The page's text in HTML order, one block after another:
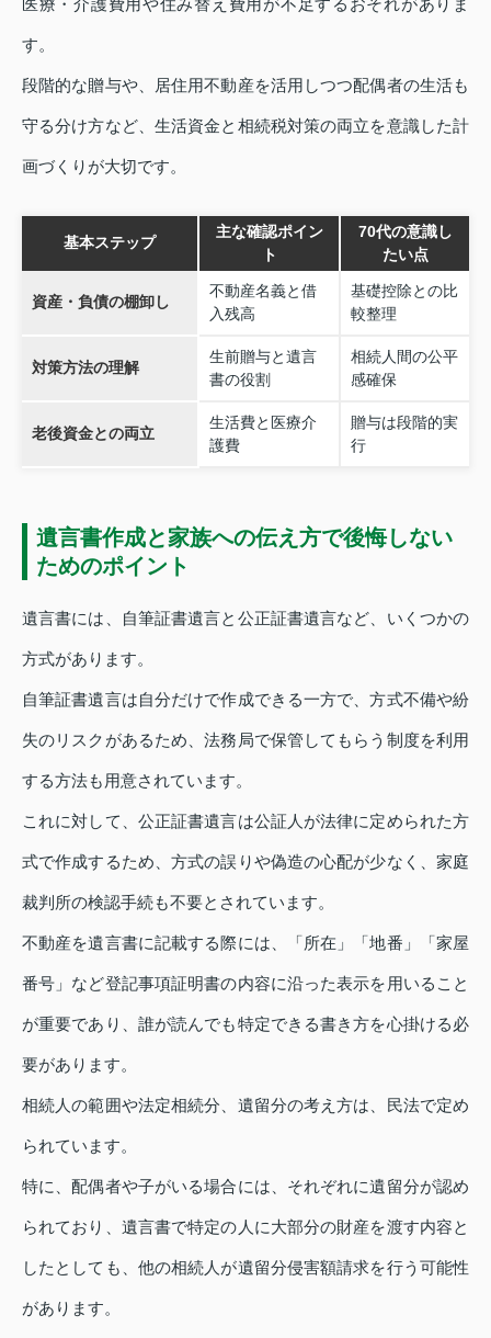
医療・介護費用や住み替え費用が不足するおそれがありま
す。
段階的な贈与や、居住用不動産を活用しつつ配偶者の生活も
守る分け方など、生活資金と相続税対策の両立を意識した計
画づくりが大切です。
基本ステップ
主な確認ポイン
ト
70代の意識し
たい点
資産・負債の棚卸し
不動産名義と借
入残高
基礎控除との比
較整理
対策方法の理解
生前贈与と遺言
書の役割
相続人間の公平
感確保
老後資金との両立
生活費と医療介
護費
贈与は段階的実
行
遺言書作成と家族への伝え方で後悔しない
ためのポイント
遺言書には、自筆証書遺言と公正証書遺言など、いくつかの
方式があります。
自筆証書遺言は自分だけで作成できる一方で、方式不備や紛
失のリスクがあるため、法務局で保管してもらう制度を利用
する方法も用意されています。
これに対して、公正証書遺言は公証人が法律に定められた方
式で作成するため、方式の誤りや偽造の心配が少なく、家庭
裁判所の検認手続も不要とされています。
不動産を遺言書に記載する際には、「所在」「地番」「家屋
番号」など登記事項証明書の内容に沿った表示を用いること
が重要であり、誰が読んでも特定できる書き方を心掛ける必
要があります。
相続人の範囲や法定相続分、遺留分の考え方は、民法で定め
られています。
特に、配偶者や子がいる場合には、それぞれに遺留分が認め
られており、遺言書で特定の人に大部分の財産を渡す内容と
したとしても、他の相続人が遺留分侵害額請求を行う可能性
があります。